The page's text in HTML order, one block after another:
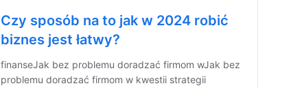
Czy sposób na to jak w 2024 robić
biznes jest łatwy?
finanseJak bez problemu doradzać firmom wJak bez
problemu doradzać firmom w kwestii strategii